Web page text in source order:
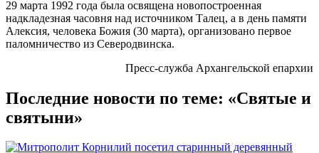
29 марта 1992 года была освящена новопостроенная
надкладезная часовня над источником Талец, а в день памяти
Алексия, человека Божия (30 марта), организовано первое
паломничество из Северодвинска.
Пресс-служба Архангельской епархии
Последние новости по теме: «Святые и
святыни»